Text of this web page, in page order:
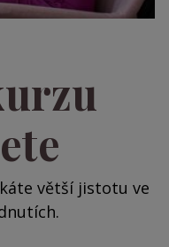
větší jistotu ve